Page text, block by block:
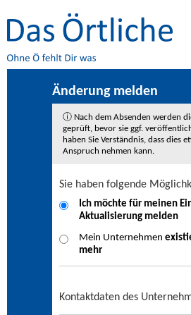
Änderung melden
ⓘ Nach dem Absenden werden
geprüft, bevor sie ggf.
haben Sie Verständnis, dass dies
Anspruch nehmen kann.
Sie haben folgende
Ich möchte für meinen
Aktualisierung melden
Mein Unternehmen
mehr
Kontaktdaten des